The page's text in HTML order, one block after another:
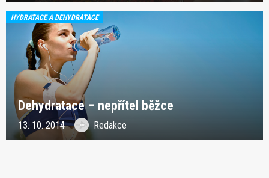
HYDRATACE A DEHYDRATACE
Dehydratace – nepřítel běžce
13. 10. 2014 Redakce